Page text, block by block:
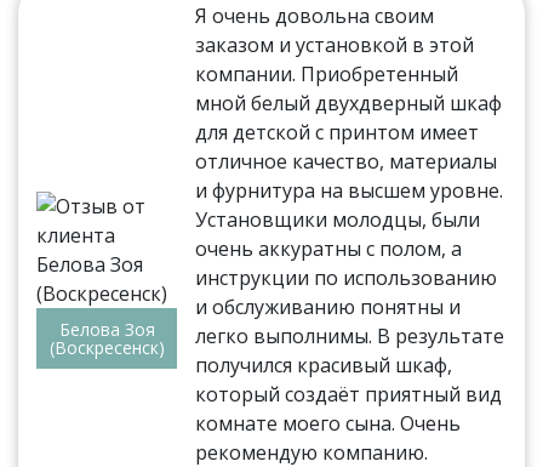
Белова Зоя
(Воскресенск)
Я очень довольна своим
заказом и установкой в этой
компании. Приобретенный
мной белый двухдверный шкаф
для детской с принтом имеет
отличное качество, материалы
и фурнитура на высшем уровне.
Установщики молодцы, были
очень аккуратны с полом, а
инструкции по использованию
и обслуживанию понятны и
легко выполнимы. В результате
получился красивый шкаф,
который создаёт приятный вид
комнате моего сына. Очень
рекомендую компанию.